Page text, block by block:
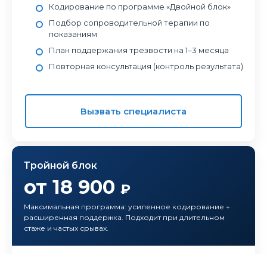
Кодирование по программе «Двойной блок»
Подбор сопроводительной терапии по
показаниям
План поддержания трезвости на 1–3 месяца
Повторная консультация (контроль результата)
Вызвать специалиста
Тройной блок
от 18 900 ₽
Максимальная программа: усиленное кодирование +
расширенная поддержка. Подходит при длительном
стаже и частых срывах.